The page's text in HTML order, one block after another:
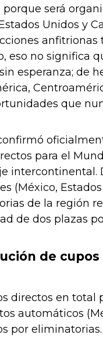
será
Unidos y
anfitrionas
eso no significa
esperanza; de
que
para el
intercontinental.
(México,
de la región
de dos plazas
de cupos
directos en total
automáticos
por eliminatorias.